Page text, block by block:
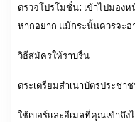
ตรวจโปรโมชั่น: เข้าไปมอง
หากอยาก แม้กระนั้นควรจะอ่
วิธีสมัครให้ราบรื่น
ตระเตรียมสำเนาบัตรประช
ใช้เบอร์และอีเมลที่คุณเข้าถึง